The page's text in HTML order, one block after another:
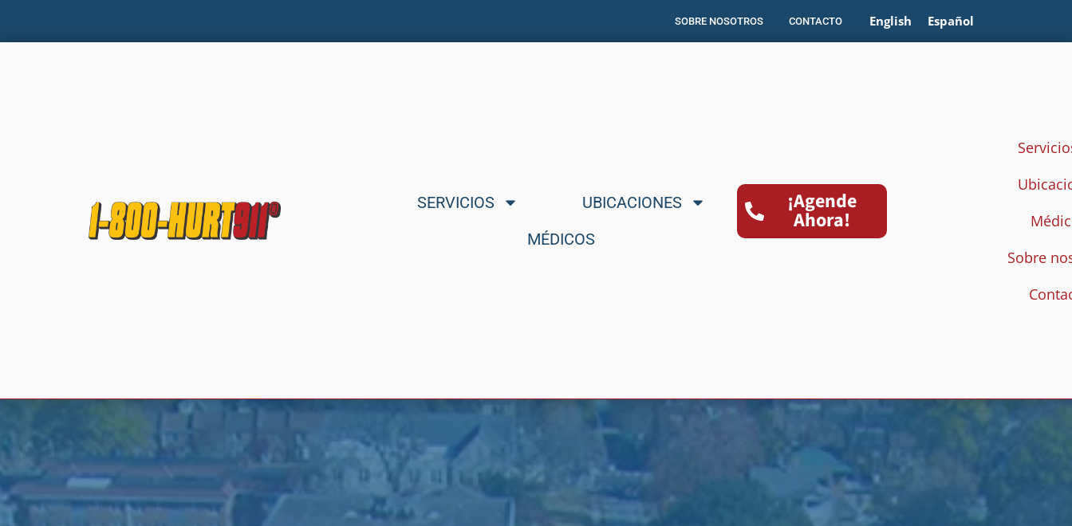
SOBRE NOSOTROS CONTACTO English Español
SERVICIOS
UBICACIONES
MÉDICOS
¡Agende
Ahora!
Sobre